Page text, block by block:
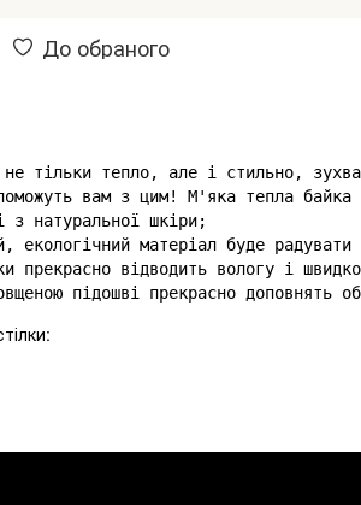
До обраного
не тільки тепло, але і стильно,
вам з цим! М'яка тепла
з натуральної шкіри;
екологічний матеріал буде
прекрасно відводить вологу і
підошві прекрасно доповнять